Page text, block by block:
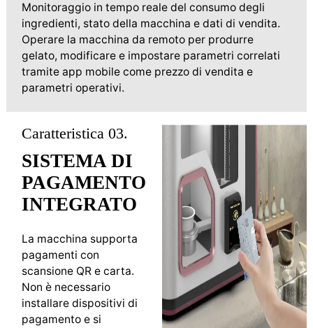
Monitoraggio in tempo reale del consumo degli
ingredienti, stato della macchina e dati di vendita.
Operare la macchina da remoto per produrre
gelato, modificare e impostare parametri correlati
tramite app mobile come prezzo di vendita e
parametri operativi.
Caratteristica 03.
SISTEMA DI
PAGAMENTO
INTEGRATO
La macchina supporta
pagamenti con
scansione QR e carta.
Non è necessario
installare dispositivi di
pagamento e si